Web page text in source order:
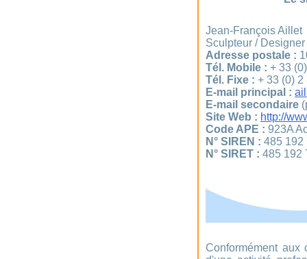
Jean-François Aillet
Sculpteur / Designer
Adresse postale :
Tél. Mobile : + 33
Tél. Fixe : + 33 (0) 2
E-mail principal :
E-mail secondaire
Site Web : http://
Code APE : 923A
N° SIREN : 485 192
N° SIRET : 485 192
Conformément